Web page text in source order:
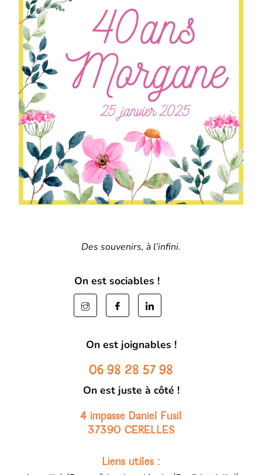
Des souvenirs, à l’infini.
On est sociables !
On est joignables !
06 98 28 57 98
On est juste à côté !
4 impasse Daniel Fusil
37390 CERELLES
Liens utiles :